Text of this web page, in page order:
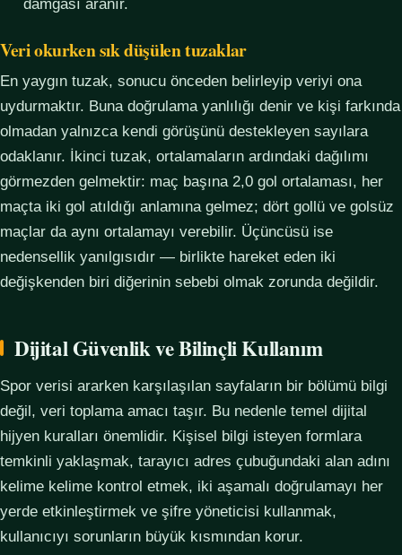
damgası aranır.
Veri okurken sık düşülen tuzaklar
En yaygın tuzak, sonucu önceden belirleyip veriyi ona
uydurmaktır. Buna doğrulama yanlılığı denir ve kişi farkında
olmadan yalnızca kendi görüşünü destekleyen sayılara
odaklanır. İkinci tuzak, ortalamaların ardındaki dağılımı
görmezden gelmektir: maç başına 2,0 gol ortalaması, her
maçta iki gol atıldığı anlamına gelmez; dört gollü ve golsüz
maçlar da aynı ortalamayı verebilir. Üçüncüsü ise
nedensellik yanılgısıdır — birlikte hareket eden iki
değişkenden biri diğerinin sebebi olmak zorunda değildir.
Dijital Güvenlik ve Bilinçli Kullanım
Spor verisi ararken karşılaşılan sayfaların bir bölümü bilgi
değil, veri toplama amacı taşır. Bu nedenle temel dijital
hijyen kuralları önemlidir. Kişisel bilgi isteyen formlara
temkinli yaklaşmak, tarayıcı adres çubuğundaki alan adını
kelime kelime kontrol etmek, iki aşamalı doğrulamayı her
yerde etkinleştirmek ve şifre yöneticisi kullanmak,
kullanıcıyı sorunların büyük kısmından korur.